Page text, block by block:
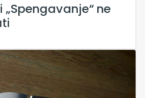
„Spengavanje“ ne